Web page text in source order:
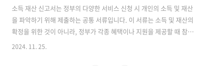
소득 재산 신고서는 정부의 다양한 서비스 신청 시 개인의 소득 및 재산
을 파악하기 위해 제출하는 공통 서류입니다. 이 서류는 소득 및 재산의
확정을 위한 것이 아니라, 정부가 각종 혜택이나 지원을 제공할 때 참고
하기 위한 자료로 사용됩니다. 따라서 신고된 내용이 실제 소득이나 재산
2024. 11. 25.